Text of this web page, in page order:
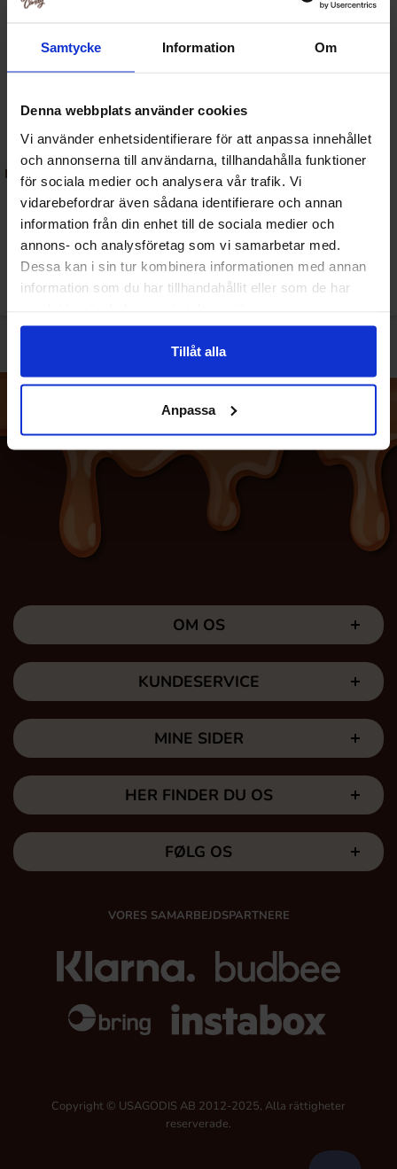
Samtycke Information Om
Denna webbplats använder cookies
Vi använder enhetsidentifierare för att anpassa innehållet
och annonserna till användarna, tillhandahålla funktioner
för sociala medier och analysera vår trafik. Vi
vidarebefordrar även sådana identifierare och annan
information från din enhet till de sociala medier och
annons- och analysföretag som vi samarbetar med.
Dessa kan i sin tur kombinera informationen med annan
information som du har tillhandahållit eller som de har
Tillåt alla
Anpassa
Nix & Kix - Raspberry Rhubarb
250ml
29.90 kr
Nix & Kix - Watermleon
Hibiscus 250ml
29.90 kr
OM OS
KUNDESERVICE
MINE SIDER
HER FINDER DU OS
FØLG OS
VORES SAMARBEJDSPARTNERE
Copyright © USAGODIS AB 2012-2025, Alla rättigheter
reserverade.